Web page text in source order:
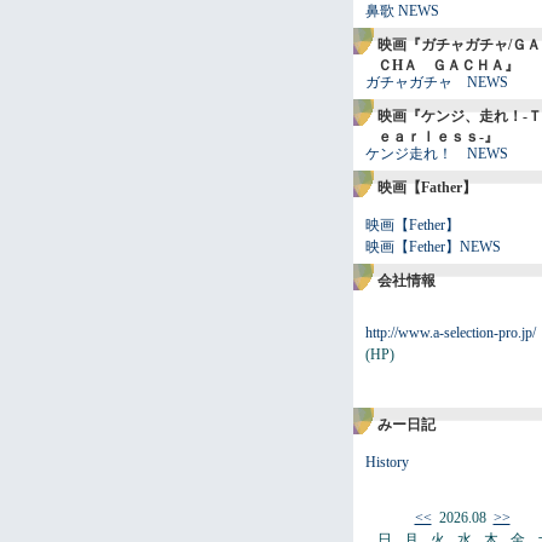
鼻歌 NEWS
映画『ガチャガチャ/ＧＡ
ＣHＡ ＧＡＣＨＡ』
ガチャガチャ NEWS
映画『ケンジ、走れ！-Ｔ
ｅａｒｌｅｓｓ-』
ケンジ走れ！ NEWS
映画【Father】
映画【Fether】
映画【Fether】NEWS
会社情報
http://www.a-selection-pro.jp/
(HP)
みー日記
History
<<2026.08 >>